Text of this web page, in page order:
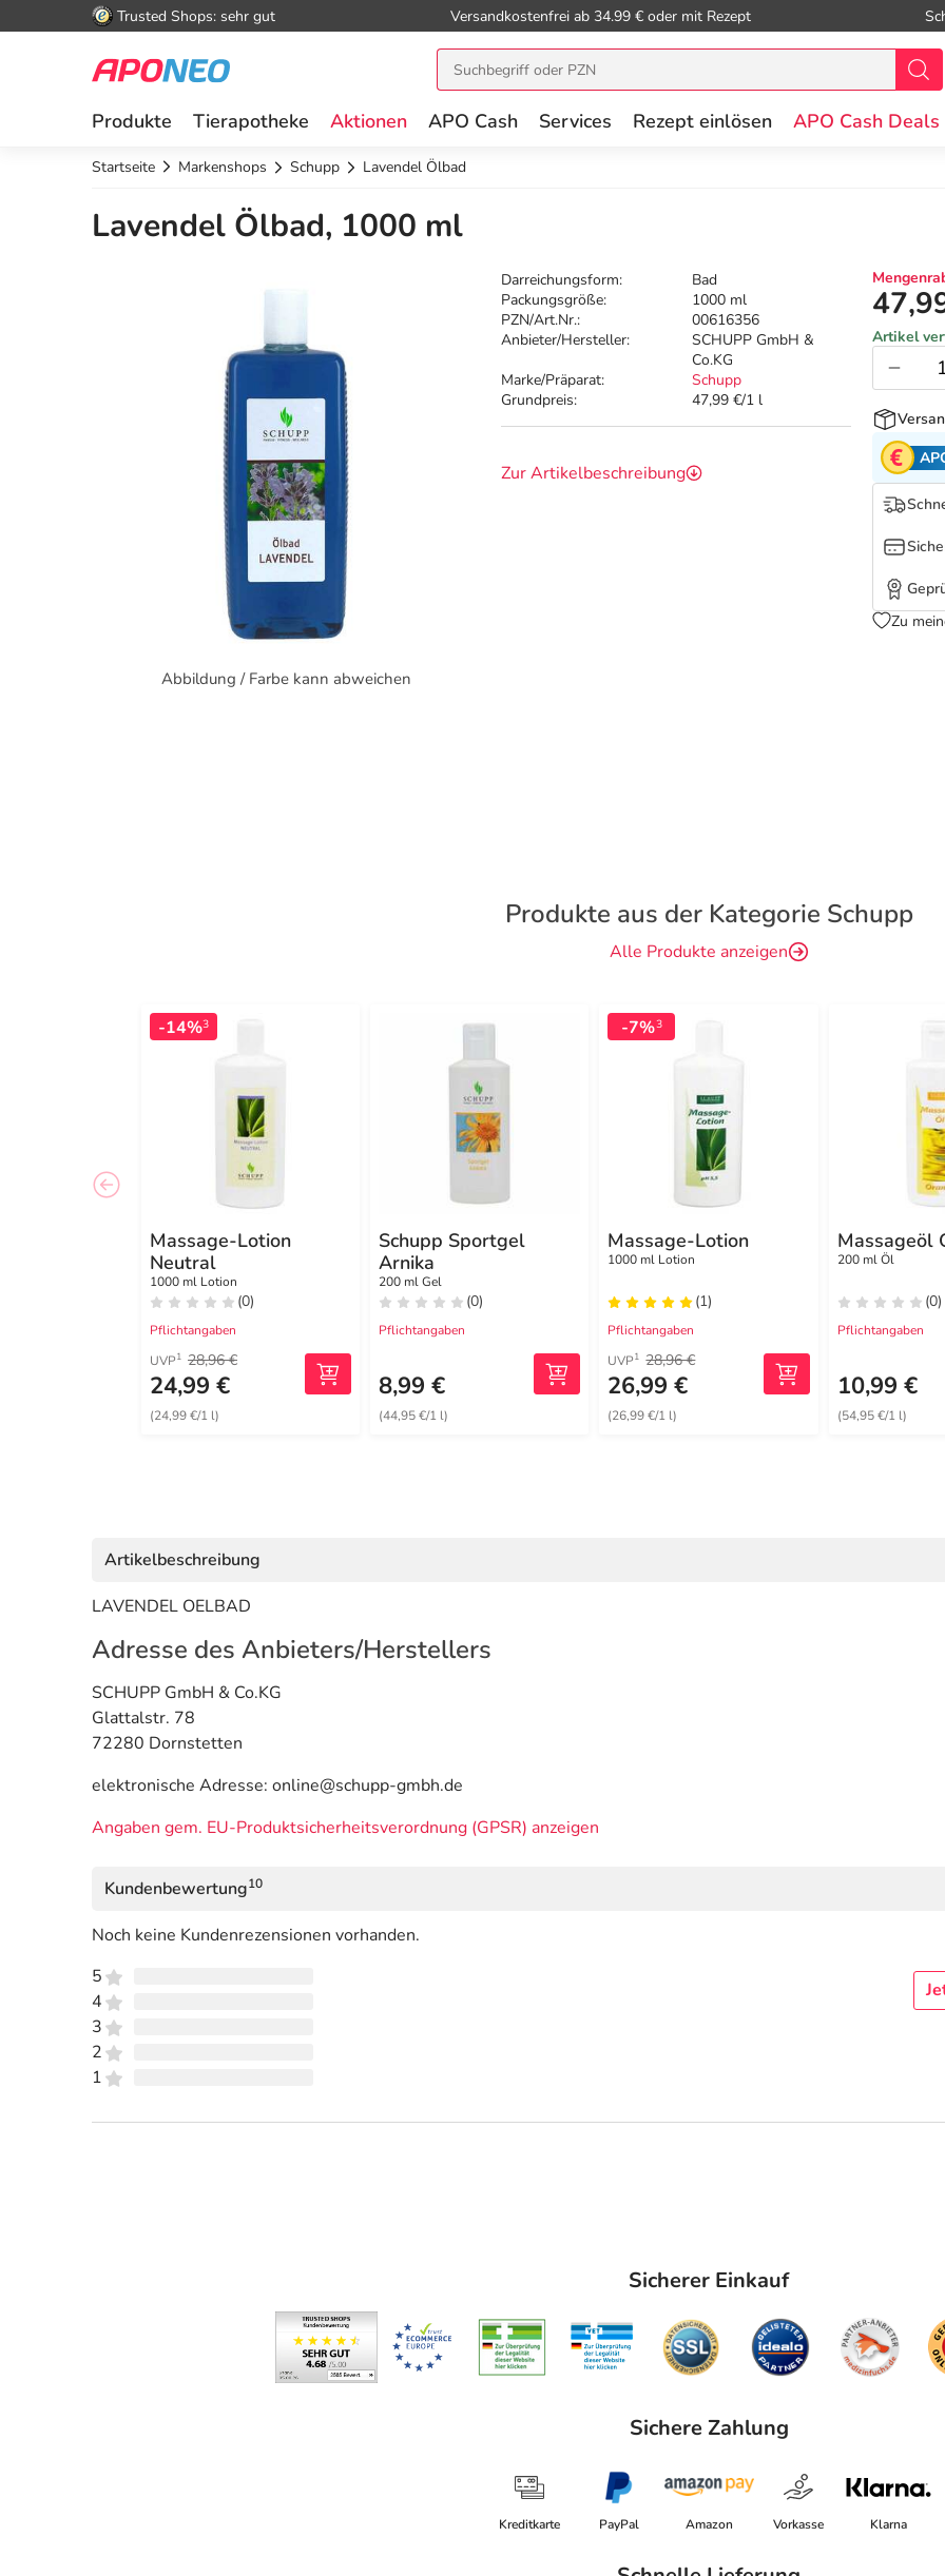
Trusted Shops: sehr gut Versandkostenfrei ab 34.99 € oder mit Rezept
Produkte Tierapotheke Aktionen APO Cash Services Rezept einlösen APO Cash Deals
Startseite Markenshops Schupp Lavendel Ölbad
Lavendel Ölbad, 1000 ml
Abbildung / Farbe kann abweichen
Darreichungsform:
Bad
Packungsgröße:
1000 ml
PZN/Art.Nr.:
00616356
Anbieter/Hersteller:
SCHUPP GmbH &
Co.KG
Marke/Präparat:
Schupp
Grundpreis:
47,99 €/1 l
Zur Artikelbeschreibung
Artikel
Zu
Produkte aus der Kategorie Schupp
Alle Produkte anzeigen
-14%3
Massage-Lotion
Neutral
1000 ml Lotion
(0)
Pflichtangaben
UVP1 28,96 €
24,99 €
(24,99 €/1 l)
Schupp Sportgel
Arnika
200 ml Gel
(0)
Pflichtangaben
8,99 €
(44,95 €/1 l)
-7%3
Massage-Lotion
1000 ml Lotion
(1)
Pflichtangaben
UVP1 28,96 €
26,99 €
(26,99 €/1 l)
Massageöl
200 ml Öl
(0)
Pflichtangaben
10,99 €
(54,95 €/1 l)
Artikelbeschreibung
LAVENDEL OELBAD
Adresse des Anbieters/Herstellers
SCHUPP GmbH & Co.KG
Glattalstr. 78
72280 Dornstetten
elektronische Adresse: online@schupp-gmbh.de
Angaben gem. EU-Produktsicherheitsverordnung (GPSR) anzeigen
Kundenbewertung10
Noch keine Kundenrezensionen vorhanden.
5
4
3
2
1
Sicherer Einkauf
Sichere Zahlung
Kreditkarte PayPal Amazon Vorkasse Klarna